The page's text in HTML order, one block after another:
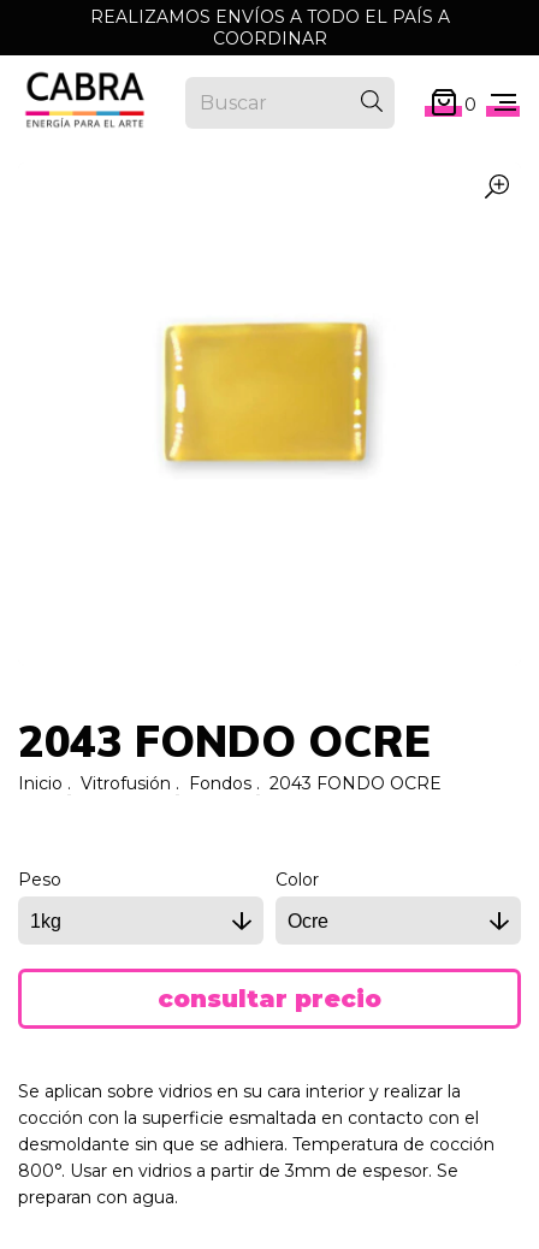
REALIZAMOS ENVÍOS A TODO EL PAÍS A
COORDINAR
0
2043 FONDO OCRE
Inicio . Vitrofusión . Fondos . 2043 FONDO OCRE
Peso Color
Se aplican sobre vidrios en su cara interior y realizar la
cocción con la superficie esmaltada en contacto con el
desmoldante sin que se adhiera. Temperatura de cocción
800°. Usar en vidrios a partir de 3mm de espesor. Se
preparan con agua.